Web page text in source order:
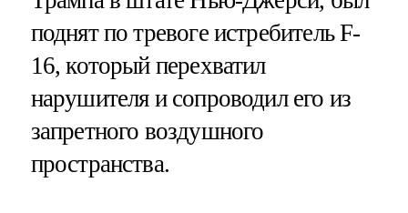
поднят по тревоге истребитель F-
16, который перехватил
нарушителя и сопроводил его из
запретного воздушного
пространства.